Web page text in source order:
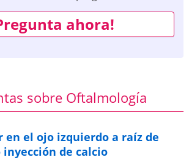
ahora!
sobre Oftalmología
en el ojo izquierdo a raíz de
de calcio